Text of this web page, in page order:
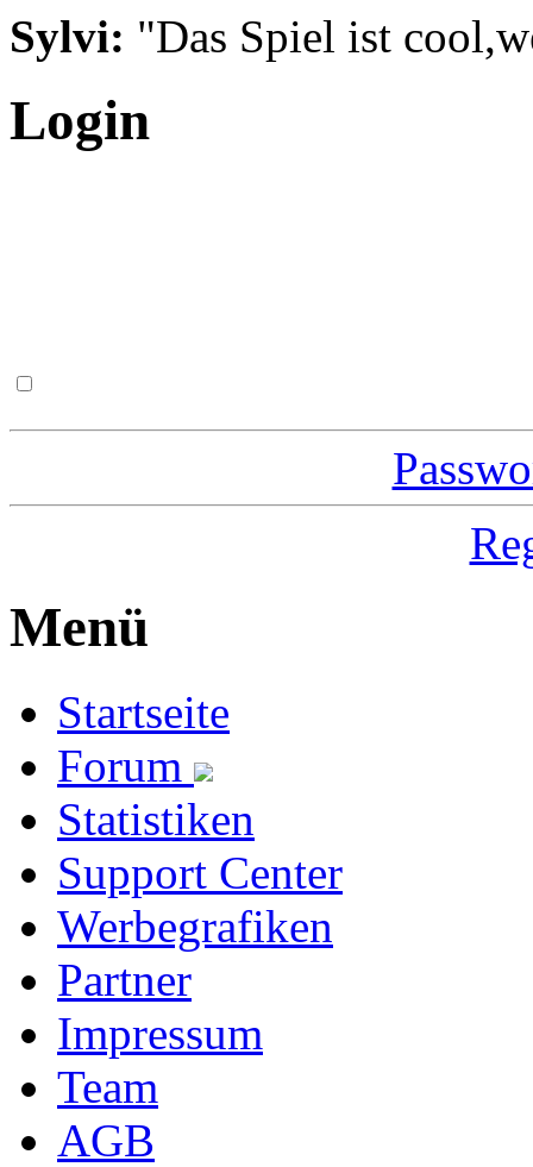
Sylvi: "Das Spiel ist
Login
Menü
Startseite
Forum
Statistiken
Support Center
Werbegrafiken
Partner
Impressum
Team
AGB